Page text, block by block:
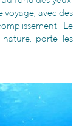
voyage, avec des
Le
nature, porte les